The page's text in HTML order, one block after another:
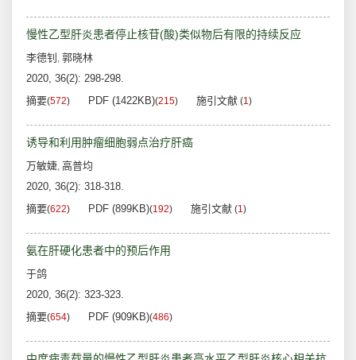
慢性乙型肝炎患者停止核苷(酸)类似物后有限的持续反应
李德钊 , 郭晓林
2020, 36(2): 298-298.
摘要(572) PDF (1422KB)(215) 施引文献 (1)
诱导和利用肿瘤细胞弱点治疗肝癌
万敏婕, 高普均
2020, 36(2): 318-318.
摘要(622) PDF (899KB)(192) 施引文献 (1)
氨在肝硬化患者中的预后作用
于鸽
2020, 36(2): 323-323.
摘要(654) PDF (909KB)(486)